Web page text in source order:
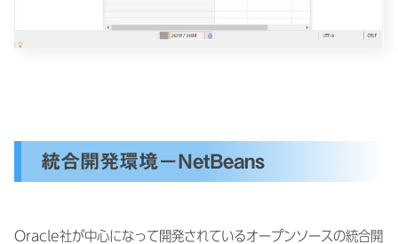
統合開発環境－NetBeans
Oracle社が中心になって開発されているオープンソースの統合開